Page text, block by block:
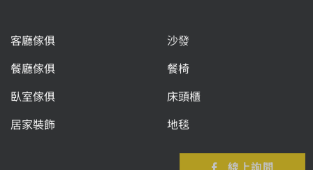
客廳傢俱
餐廳傢俱
臥室傢俱
居家裝飾
沙發
餐椅
床頭櫃
地毯
線上詢問